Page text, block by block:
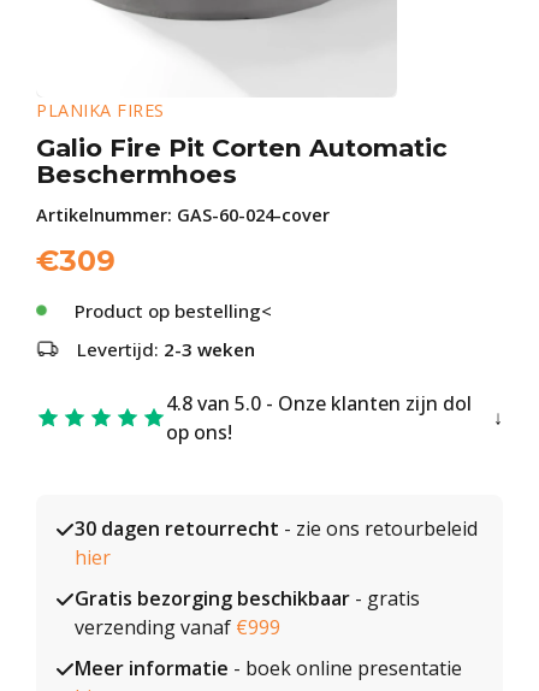
PLANIKA FIRES
Galio Fire Pit Corten Automatic
Beschermhoes
Artikelnummer: GAS-60-024-cover
€309
Product op bestelling<
Levertijd: 2-3 weken
4.8 van 5.0 - Onze klanten zijn dol
op ons!
30 dagen retourrecht - zie ons retourbeleid
hier
Gratis bezorging beschikbaar - gratis
verzending vanaf €999
Meer informatie - boek online presentatie